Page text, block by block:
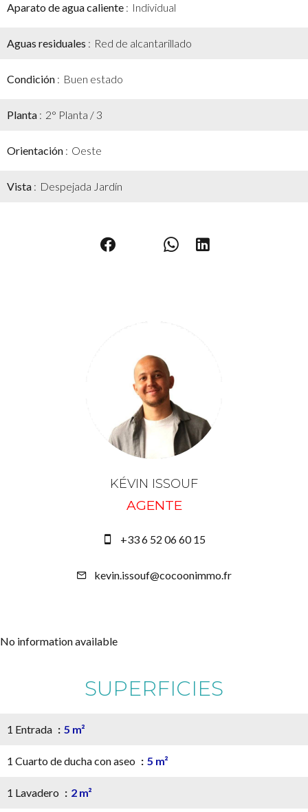
Aparato de agua caliente Individual
Aguas residuales Red de alcantarillado
Condición Buen estado
Planta 2° Planta / 3
Orientación Oeste
Vista Despejada Jardín
KÉVIN ISSOUF
AGENTE
+33 6 52 06 60 15
kevin.issouf@cocoonimmo.fr
No information available
SUPERFICIES
1 Entrada 5 m²
1 Cuarto de ducha con aseo 5 m²
1 Lavadero 2 m²